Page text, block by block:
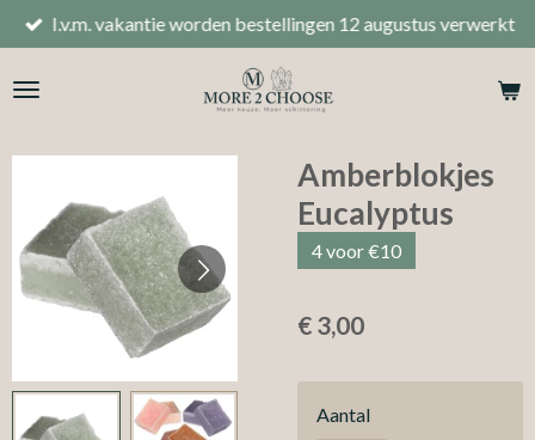
Ga
direct
naar
I.v.m. vakantie worden bestellingen 12 augustus verwerkt
Amberblokjes
Eucalyptus
4 voor €10
€ 3,00
Aantal